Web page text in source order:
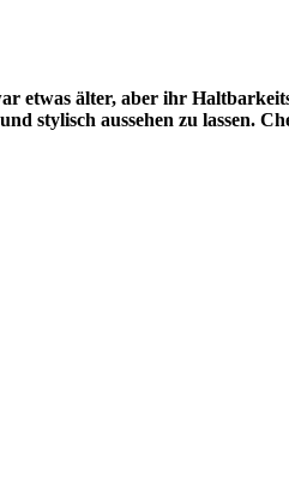
etwas älter, aber ihr
stylisch aussehen zu lassen.